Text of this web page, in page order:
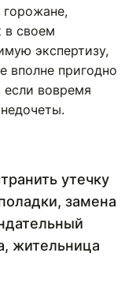
горожане,
в своем
экспертизу,
вполне пригодно
если вовремя
утечку
замена
жительница